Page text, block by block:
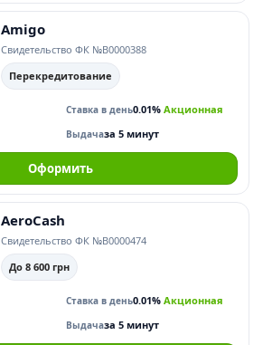
Amigo
Свидетельство ФК №В0000388
Перекредитование
Ставка в день0.01% Акционная
Выдачаза 5 минут
Оформить
AeroCash
Свидетельство ФК №В0000474
До 8 600 грн
Ставка в день0.01% Акционная
Выдачаза 5 минут